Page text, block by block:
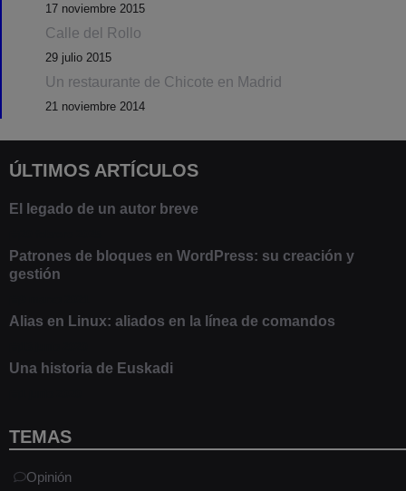
17 noviembre 2015
Calle del Rollo
29 julio 2015
Un restaurante de Chicote en Madrid
21 noviembre 2014
ÚLTIMOS ARTÍCULOS
El legado de un autor breve
Patrones de bloques en WordPress: su creación y
gestión
Alias en Linux: aliados en la línea de comandos
Una historia de Euskadi
TEMAS
Opinión